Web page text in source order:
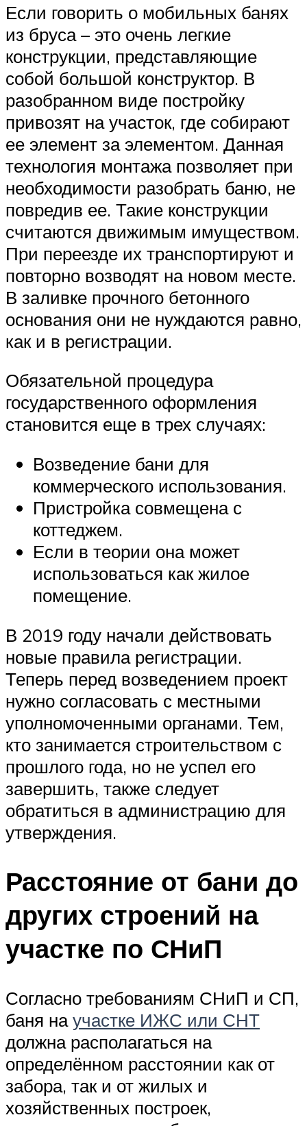
Если говорить о мобильных банях
из бруса – это очень легкие
конструкции, представляющие
собой большой конструктор. В
разобранном виде постройку
привозят на участок, где собирают
ее элемент за элементом. Данная
технология монтажа позволяет при
необходимости разобрать баню, не
повредив ее. Такие конструкции
считаются движимым имуществом.
При переезде их транспортируют и
повторно возводят на новом месте.
В заливке прочного бетонного
основания они не нуждаются равно,
как и в регистрации.
Обязательной процедура
государственного оформления
становится еще в трех случаях:
Возведение бани для
коммерческого использования.
Пристройка совмещена с
коттеджем.
Если в теории она может
использоваться как жилое
помещение.
В 2019 году начали действовать
новые правила регистрации.
Теперь перед возведением проект
нужно согласовать с местными
уполномоченными органами. Тем,
кто занимается строительством с
прошлого года, но не успел его
завершить, также следует
обратиться в администрацию для
утверждения.
Расстояние от бани до
других строений на
участке по СНиП
Согласно требованиям СНиП и СП,
баня научастке ИЖС или СНТ
должна располагаться на
определённом расстоянии как от
забора, так и от жилых и
хозяйственных построек,